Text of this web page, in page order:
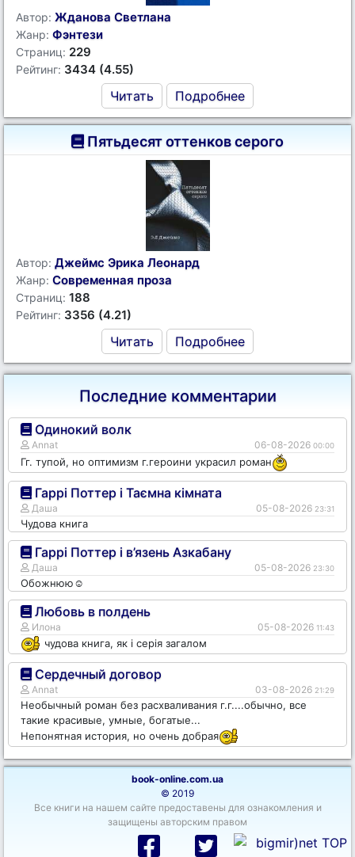
Автор: Жданова Светлана
Жанр: Фэнтези
Страниц: 229
Рейтинг: 3434 (4.55)
Читать Подробнее
Пятьдесят оттенков серого
Автор: Джеймс Эрика Леонард
Жанр: Современная проза
Страниц: 188
Рейтинг: 3356 (4.21)
Читать Подробнее
Последние комментарии
Одинокий волк
Annat 06-08-2026 00:00
Гг. тупой, но оптимизм г.героини украсил роман
Гаррі Поттер і Таємна кімната
Даша 05-08-2026 23:31
Чудова книга
Гаррі Поттер і в’язень Азкабану
Даша 05-08-2026 23:30
Обожнюю☺️
Любовь в полдень
Илона 05-08-2026 11:43
чудова книга, як і серія загалом
Сердечный договор
Annat 03-08-2026 21:29
Необычный роман без расхваливания г.г....обычно, все
такие красивые, умные, богатые...
Непонятная история, но очень добрая
book-online.com.ua
© 2019
Все книги на нашем сайте предоставены для ознакомления и
защищены авторским правом